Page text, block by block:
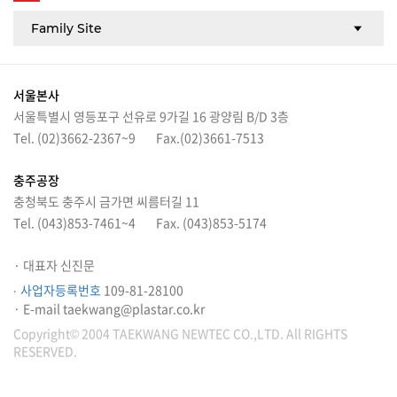
서울본사
서울특별시 영등포구 선유로 9가길 16 광양림 B/D 3층
Tel. (02)3662-2367~9
Fax.(02)3661-7513
충주공장
충청북도 충주시 금가면 씨름터길 11
Tel. (043)853-7461~4
Fax. (043)853-5174
· 대표자 신진문
· 사업자등록번호 109-81-28100
· E-mail taekwang@plastar.co.kr
Copyright© 2004 TAEKWANG NEWTEC CO.,LTD. All RIGHTS
RESERVED.